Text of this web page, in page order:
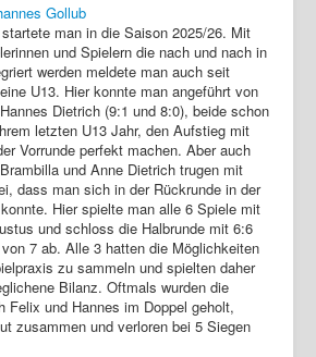
Gollub
man in die Saison 2025/26. Mit
und Spielern die nach und nach in
werden meldete man auch seit
U13. Hier konnte man angeführt von
Dietrich (9:1 und 8:0), beide schon
letzten U13 Jahr, den Aufstieg mit
Vorrunde perfekt machen. Aber auch
und Anne Dietrich trugen mit
dass man sich in der Rückrunde in der
Hier spielte man alle 6 Spiele mit
und schloss die Halbrunde mit 6:6
7 ab. Alle 3 hatten die Möglichkeiten
zu sammeln und spielten daher
Bilanz. Oftmals wurden die
Felix und Hannes im Doppel geholt,
zusammen und verloren bei 5 Siegen